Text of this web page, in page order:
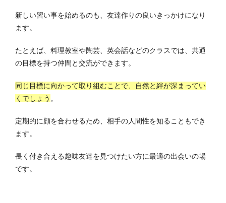
新しい習い事を始めるのも、友達作りの良いきっかけになり
ます。
たとえば、料理教室や陶芸、英会話などのクラスでは、共通
の目標を持つ仲間と交流ができます。
同じ目標に向かって取り組むことで、自然と絆が深まってい
くでしょう 。
定期的に顔を合わせるため、相手の人間性を知ることもでき
ます。
長く付き合える趣味友達を見つけたい方に最適の出会いの場
です。